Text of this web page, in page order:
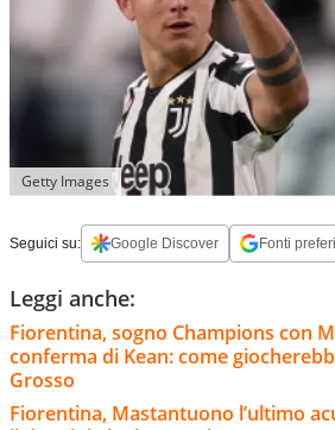
Getty Images
Seguici su: Google Discover Fonti
Leggi anche:
Fiorentina, sogno Champions con
conferma di Kean: come
Grosso
Fiorentina, Mastantuono l’ultimo